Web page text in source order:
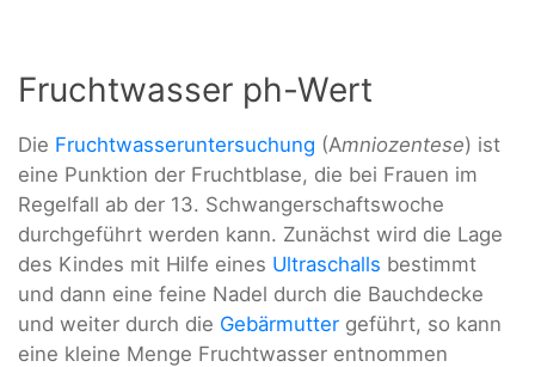
Fruchtwasser ph-Wert
Die Fruchtwasseruntersuchung (Amniozentese) ist
eine Punktion der Fruchtblase, die bei Frauen im
Regelfall ab der 13. Schwangerschaftswoche
durchgeführt werden kann. Zunächst wird die Lage
des Kindes mit Hilfe eines Ultraschalls bestimmt
und dann eine feine Nadel durch die Bauchdecke
und weiter durch die Gebärmutter geführt, so kann
eine kleine Menge Fruchtwasser entnommen